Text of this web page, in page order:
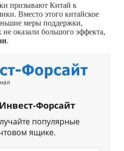
призывают Китай к
Вместо этого китайское
меры поддержки,
оказали большого эффекта,
.
Форсайт
популярные
ящике.